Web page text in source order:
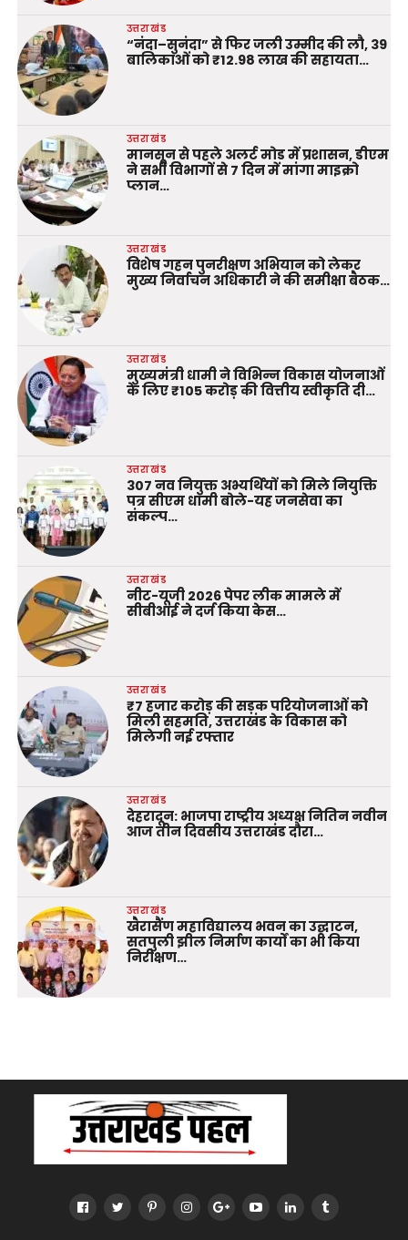
उत्तराखंड
“नंदा–सुनंदा” से फिर जली उम्मीद की लौ, 39
बालिकाओं को ₹12.98 लाख की सहायता…
उत्तराखंड
मानसून से पहले अलर्ट मोड में प्रशासन, डीएम
ने सभी विभागों से 7 दिन में मांगा माइक्रो
प्लान…
उत्तराखंड
विशेष गहन पुनरीक्षण अभियान को लेकर
मुख्य निर्वाचन अधिकारी ने की समीक्षा बैठक…
उत्तराखंड
मुख्यमंत्री धामी ने विभिन्न विकास योजनाओं
के लिए ₹105 करोड़ की वित्तीय स्वीकृति दी…
उत्तराखंड
307 नव नियुक्त अभ्यर्थियों को मिले नियुक्ति
पत्र सीएम धामी बोले-यह जनसेवा का
संकल्प…
उत्तराखंड
नीट-यूजी 2026 पेपर लीक मामले में
सीबीआई ने दर्ज किया केस…
उत्तराखंड
₹7 हजार करोड़ की सड़क परियोजनाओं को
मिली सहमति, उत्तराखंड के विकास को
मिलेगी नई रफ्तार
उत्तराखंड
देहरादून: भाजपा राष्ट्रीय अध्यक्ष नितिन नवीन
आज तीन दिवसीय उत्तराखंड दौरा…
उत्तराखंड
खैरासैंण महाविद्यालय भवन का उद्घाटन,
सतपुली झील निर्माण कार्यों का भी किया
निरीक्षण…